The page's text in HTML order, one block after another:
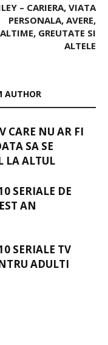
– CARIERA, VIATA
PERSONALA, AVERE,
GREUTATE SI
ALTELE
AUTHOR
CARE NU AR FI
SA SE
LA ALTUL
SERIALE DE
AN
SERIALE TV
ADULTI